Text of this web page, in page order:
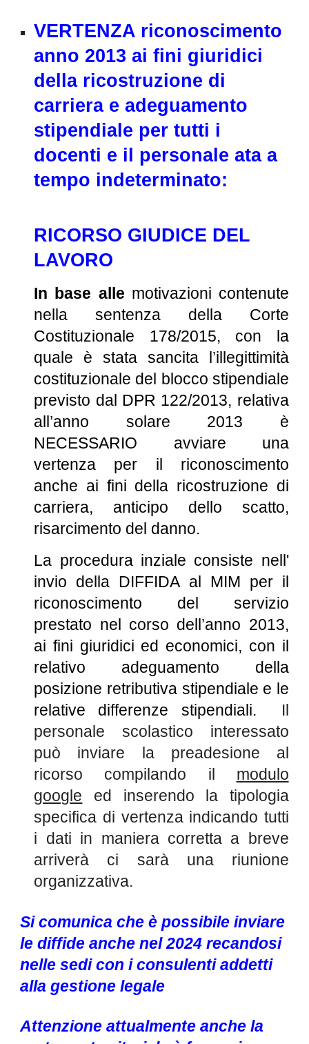
VERTENZA riconoscimento
anno 2013 ai fini giuridici
della ricostruzione di
carriera e adeguamento
stipendiale per tutti i
docenti e il personale ata a
tempo indeterminato:
RICORSO GIUDICE DEL
LAVORO
In base alle motivazioni contenute
nella sentenza della Corte
Costituzionale 178/2015, con la
quale è stata sancita l’illegittimità
costituzionale del blocco stipendiale
previsto dal DPR 122/2013, relativa
all’anno solare 2013 è
NECESSARIO avviare una
vertenza per il riconoscimento
anche ai fini della ricostruzione di
carriera, anticipo dello scatto,
risarcimento del danno.
La procedura inziale consiste nell'
invio della DIFFIDA al MIM per il
riconoscimento del servizio
prestato nel corso dell’anno 2013,
ai fini giuridici ed economici, con il
relativo adeguamento della
posizione retributiva stipendiale e le
relative differenze stipendiali. Il
personale scolastico interessato
può inviare la preadesione al
ricorso compilando il modulo
google ed inserendo la tipologia
specifica di vertenza indicando tutti
i dati in maniera corretta a breve
arriverà ci sarà una riunione
organizzativa.
Si comunica che è possibile inviare
le diffide anche nel 2024 recandosi
nelle sedi con i consulenti addetti
alla gestione legale
Attenzione attualmente anche la